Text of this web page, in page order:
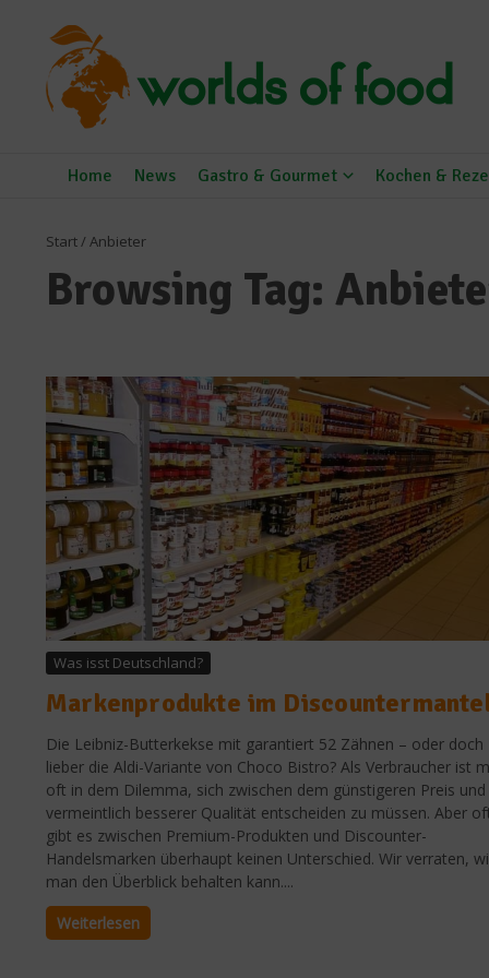
Home News Gastro & Gourmet Kochen &
Start/ Anbieter
Browsing Tag:
Was isst Deutschland?
Markenprodukte im
Die Leibniz-Butterkekse mit garantiert 52 Zähnen – oder doch
lieber die Aldi-Variante von Choco Bistro? Als Verbraucher ist
oft in dem Dilemma, sich zwischen dem günstigeren Preis und
vermeintlich besserer Qualität entscheiden zu müssen. Aber
gibt es zwischen Premium-Produkten und Discounter-
Handelsmarken überhaupt keinen Unterschied. Wir verraten,
man den Überblick behalten kann....
Weiterlesen